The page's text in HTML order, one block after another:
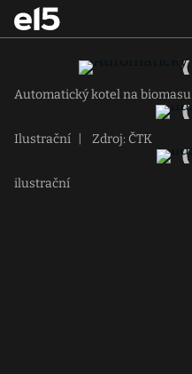
Automatický kotel na biomasu
Ilustrační Zdroj: ČTK
ilustrační